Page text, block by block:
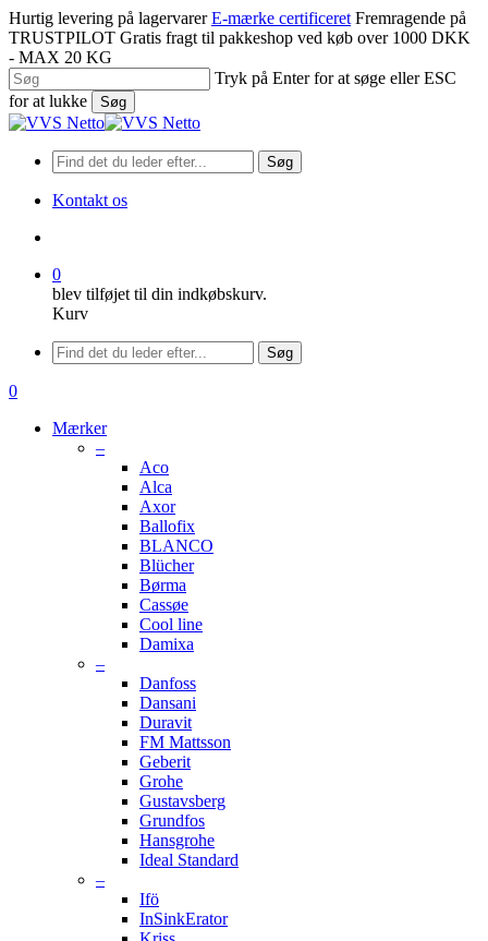
Spring
til
hovedindhold
Hurtig levering på lagervarer E-mærke certificeret Fremragende på
TRUSTPILOT Gratis fragt til pakkeshop ved køb over 1000 DKK
- MAX 20 KG
Tryk på Enter for at søge eller ESC
for at lukke
Søg
Luk
Søg
Kontakt os
0
blev tilføjet til din indkøbskurv.
Kurv
Menu
Søg
søge
0
Mærker
–
Aco
Alca
Axor
Ballofix
BLANCO
Blücher
Børma
Cassøe
Cool line
Damixa
–
Danfoss
Dansani
Duravit
FM Mattsson
Geberit
Grohe
Gustavsberg
Grundfos
Hansgrohe
Ideal Standard
–
Ifö
InSinkErator